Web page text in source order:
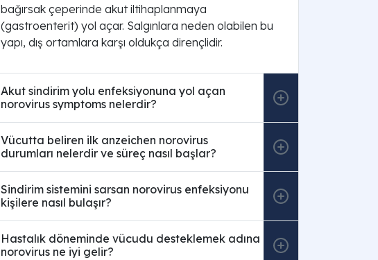
bağırsak çeperinde akut iltihaplanmaya
(gastroenterit) yol açar. Salgınlara neden olabilen bu
yapı, dış ortamlara karşı oldukça dirençlidir.
Akut sindirim yolu enfeksiyonuna yol açan
norovirus symptoms nelerdir?
Vücutta beliren ilk anzeichen norovirus
durumları nelerdir ve süreç nasıl başlar?
Sindirim sistemini sarsan norovirus enfeksiyonu
kişilere nasıl bulaşır?
Hastalık döneminde vücudu desteklemek adına
norovirus ne iyi gelir?